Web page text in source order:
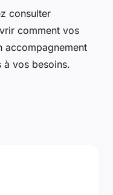
consulter
comment vos
accompagnement
à vos besoins.